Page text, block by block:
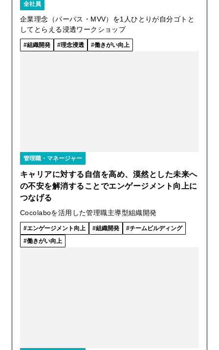
全社員
企業理念（パーパス・MVV）を1人ひとりが自分ゴトと
してとらえる浸透ワークショップ
組織開発 理念浸透 働きがい向上
管理職・マネージャー
キャリアに対する自信を高め、漠然とした未来へ
の不安を解消することでエンゲージメント向上に
つなげる
Cocolaboを活用した管理職主導型組織開発
エンゲージメント向上 組織開発
チームビルディング
働きがい向上